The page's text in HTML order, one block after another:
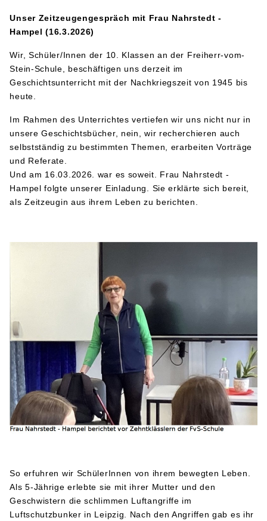
Unser Zeitzeugengespräch mit Frau Nahrstedt -
Hampel (16.3.2026)
Wir, Schüler/Innen der 10. Klassen an der Freiherr-vom-
Stein-Schule, beschäftigen uns derzeit im
Geschichtsunterricht mit der Nachkriegszeit von 1945 bis
heute.
Im Rahmen des Unterrichtes vertiefen wir uns nicht nur in
unsere Geschichtsbücher, nein, wir recherchieren auch
selbstständig zu bestimmten Themen, erarbeiten Vorträge
und Referate.
Und am 16.03.2026. war es soweit. Frau Nahrstedt -
Hampel folgte unserer Einladung. Sie erklärte sich bereit,
als Zeitzeugin aus ihrem Leben zu berichten.
So erfuhren wir SchülerInnen von ihrem bewegten Leben.
Als 5-Jährige erlebte sie mit ihrer Mutter und den
Geschwistern die schlimmen Luftangriffe im
Luftschutzbunker in Leipzig. Nach den Angriffen gab es ihr